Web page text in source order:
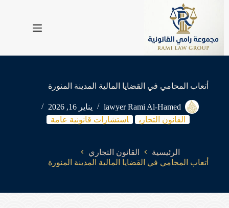
أتعاب المحامي في القضايا المالية المدينة المنورة
lawyer Rami Al-Hamed
يناير 16, 2026
القانون التجاري
استشارات قانونية عامة
الرئيسية
القانون التجاري
أتعاب المحامي في القضايا المالية المدينة المنورة